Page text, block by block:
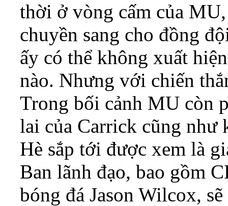
thời ở vòng cấm của
chuyền sang cho đồng
ấy có thể không xuất
nào. Nhưng với chiến
Trong bối cảnh MU còn
lai của Carrick cũng như
Hè sắp tới được xem là
Ban lãnh đạo, bao gồm
bóng đá Jason Wilcox,